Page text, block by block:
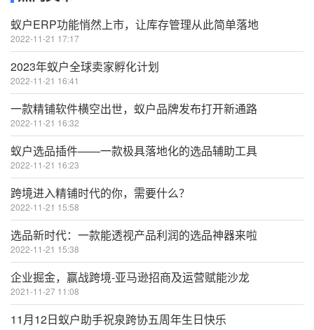
蚁户ERP功能悄然上市，让库存管理从此简单落地
2022-11-21 17:17
2023年蚁户全球卖家孵化计划
2022-11-21 16:41
一款精铺软件横空出世，蚁户品牌发布打开新通路
2022-11-21 16:32
蚁户选品插件——一款极具落地化的选品辅助工具
2022-11-21 16:23
跨境进入精铺时代的你，需要什么？
2022-11-21 15:58
选品新时代：一款能透视产品利润的选品神器来啦
2022-11-21 15:38
企业掘金，赢战跨境-亚马逊招商及运营赋能沙龙
2021-11-27 11:08
11月12日蚁户助手祝泉跨协五周年生日快乐